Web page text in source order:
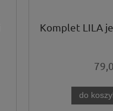
Komplet LILA
do